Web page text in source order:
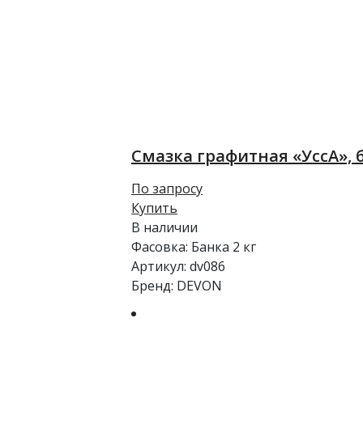
Смазка графитная «УссА»,
По запросу
Купить
В наличии
Фасовка: Банка 2 кг
Артикул: dv086
Бренд: DEVON